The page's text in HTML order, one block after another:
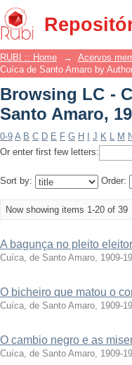
Browsing LC -
1964"
RUBI :: Home → Acervos
Cuíca de Santo Amaro by
Browsing LC -
Santo Amaro,
0-9 A B C D E F G H J K L M
Or enter first few letters:
Sort by: Order:
Now showing items 1-20 of 39
A bagunça no pleito
Cuíca, de Santo Amaro, 1909-
O bicheiro que matou o
Cuíca, de Santo Amaro, 1909-
O cambio negro e as
Cuíca, de Santo Amaro, 1909-